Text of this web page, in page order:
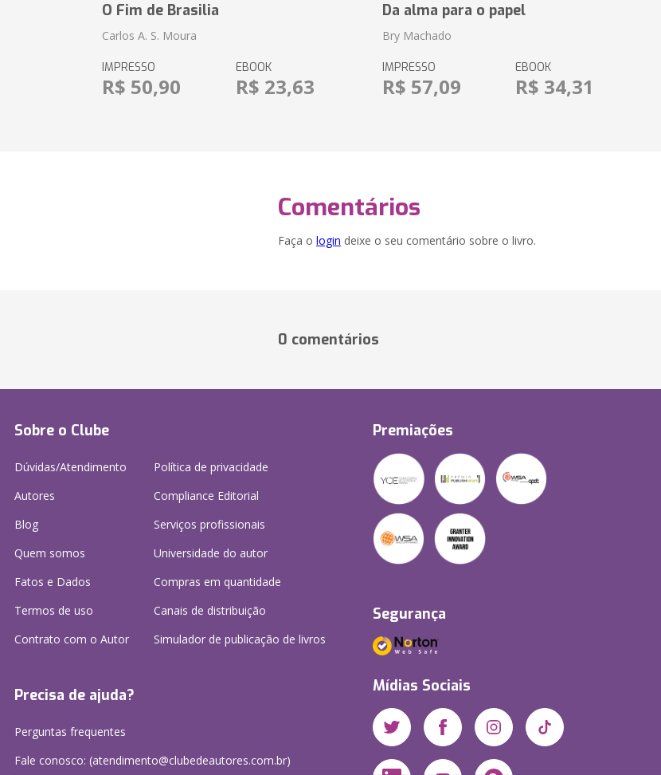
O Fim de Brasilia
Carlos A. S. Moura
IMPRESSO
R$ 50,90
EBOOK
R$ 23,63
Da alma para o papel
Bry Machado
IMPRESSO
R$ 57,09
EBOOK
R$ 34,31
Comentários
Faça o login deixe o seu comentário sobre o livro.
0 comentários
Sobre o Clube
Dúvidas/Atendimento
Autores
Blog
Quem somos
Fatos e Dados
Termos de uso
Contrato com o Autor
Política de privacidade
Compliance Editorial
Serviços profissionais
Universidade do autor
Compras em quantidade
Canais de distribuição
Simulador de publicação de livros
Precisa de ajuda?
Perguntas frequentes
Fale conosco: (atendimento@clubedeautores.com.br)
Premiações
Segurança
Mídias Sociais